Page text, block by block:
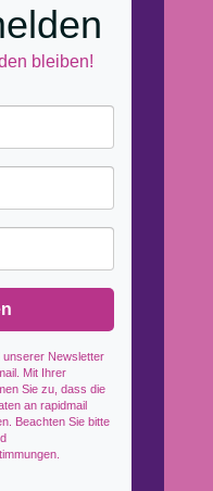
bleiben!
unserer Newsletter
Mit Ihrer
Sie zu, dass die
an rapidmail
Beachten Sie bitte